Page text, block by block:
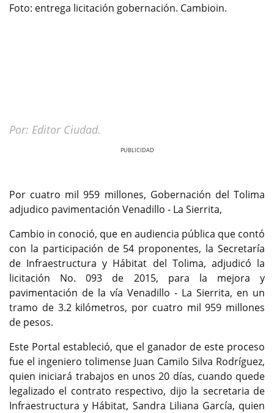
Foto: entrega licitación gobernación. Cambioin.
Por: Editor Ciudad.
Por cuatro mil 959 millones, Gobernación del Tolima
adjudico pavimentación Venadillo - La Sierrita,
Cambio in conoció, que en audiencia pública que contó
con la participación de 54 proponentes, la Secretaría
de Infraestructura y Hábitat del Tolima, adjudicó la
licitación No. 093 de 2015, para la mejora y
pavimentación de la vía Venadillo - La Sierrita, en un
tramo de 3.2 kilómetros, por cuatro mil 959 millones
de pesos.
Este Portal estableció, que el ganador de este proceso
fue el ingeniero tolimense Juan Camilo Silva Rodríguez,
quien iniciará trabajos en unos 20 días, cuando quede
legalizado el contrato respectivo, dijo la secretaria de
Infraestructura y Hábitat, Sandra Liliana García, quien